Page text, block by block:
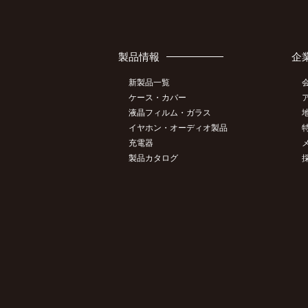
製品情報
新製品一覧
ケース・カバー
液晶フィルム・ガラス
イヤホン・オーディオ製品
充電器
製品カタログ
企